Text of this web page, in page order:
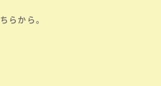
らから。